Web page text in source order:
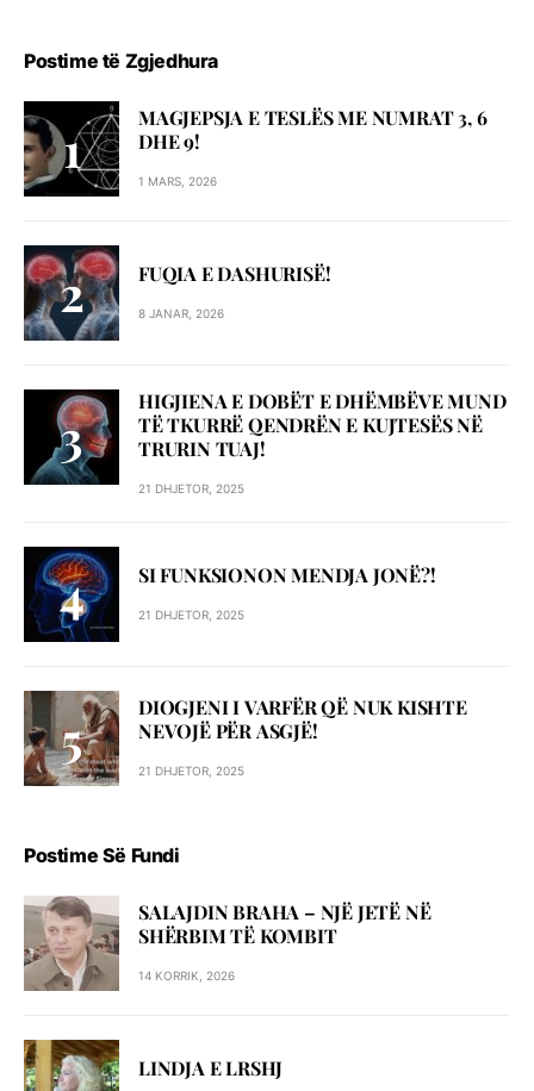
Postime të Zgjedhura
MAGJEPSJA E TESLËS ME NUMRAT 3, 6
DHE 9!
1 MARS, 2026
FUQIA E DASHURISË!
8 JANAR, 2026
HIGJIENA E DOBËT E DHËMBËVE MUND
TË TKURRË QENDRËN E KUJTESËS NË
TRURIN TUAJ!
21 DHJETOR, 2025
SI FUNKSIONON MENDJA JONË?!
21 DHJETOR, 2025
DIOGJENI I VARFËR QË NUK KISHTE
NEVOJË PËR ASGJË!
21 DHJETOR, 2025
Postime Së Fundi
SALAJDIN BRAHA – NJЁ JETЁ NЁ
SHЁRBIM TЁ KOMBIT
14 KORRIK, 2026
LINDJA E LRSHJ